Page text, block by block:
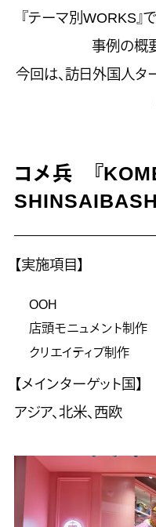
『テーマ別WORKS』
事例の概
今回は、訪日外国人タ
コメ兵 『
【実施項目】
OOH
店頭モニュメント制作
クリエイティブ制作
【メインターゲット国】
アジア、北米、西欧